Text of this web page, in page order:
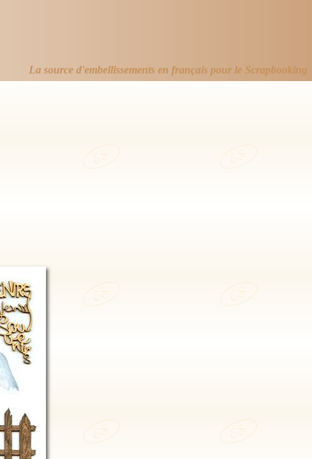
La source d'embellissements en français pour le Scrapbooking